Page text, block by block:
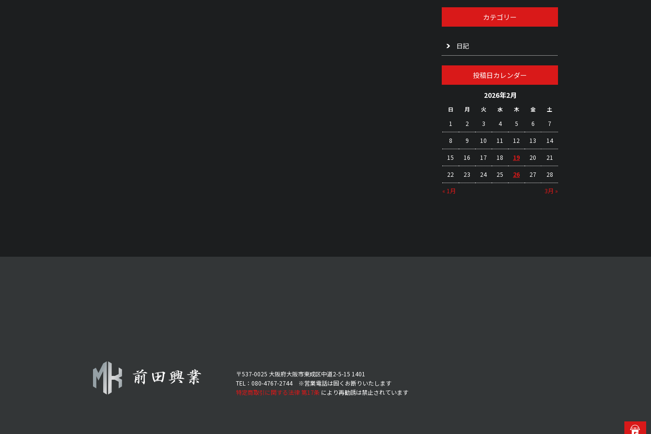
カテゴリー
日記
投稿日カレンダー
2026年2月
日 月 火 水 木 金 土
« 1月 3月 »
1 2 3 4 5 6 7
8 9 10 11 12 13 14
15 16 17 18 19 20 21
22 23 24 25 26 27 28
〒537-0025 大阪府大阪市東成区中道2-5-15 1401
TEL：080-4767-2744 ※営業電話は固くお断りいたします
特定商取引に関する法律 第17条 により再勧誘は禁止されています